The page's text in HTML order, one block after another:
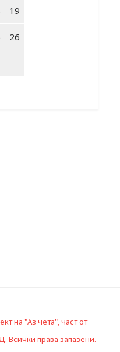
19
26
на "Аз чета", част от
Всички права запазени.